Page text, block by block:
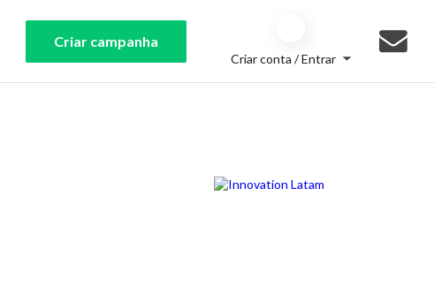
Criar campanha
Criar conta / Entrar